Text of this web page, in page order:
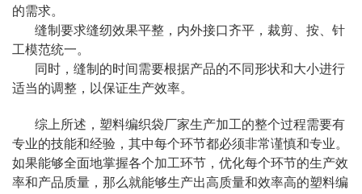
的需求。
缝制要求缝纫效果平整，内外接口齐平，裁剪、按、针
工模范统一。
同时，缝制的时间需要根据产品的不同形状和大小进行
适当的调整，以保证生产效率。
综上所述，塑料编织袋厂家生产加工的整个过程需要有
专业的技能和经验，其中每个环节都必须非常谨慎和专业。
如果能够全面地掌握各个加工环节，优化每个环节的生产效
率和产品质量，那么就能够生产出高质量和效率高的塑料编